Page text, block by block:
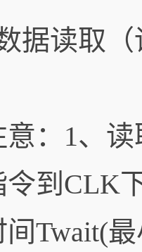
据读取
：1、读
令到CLK
间Twait(